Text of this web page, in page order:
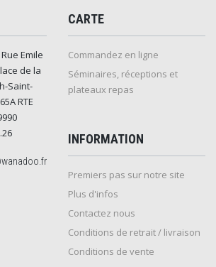
Emile
de la
Saint-
RTE
CARTE
Commandez en ligne
Séminaires, réceptions et
plateaux repas
INFORMATION
Premiers pas sur notre site
Plus d'infos
Contactez nous
Conditions de retrait / livraison
Conditions de vente